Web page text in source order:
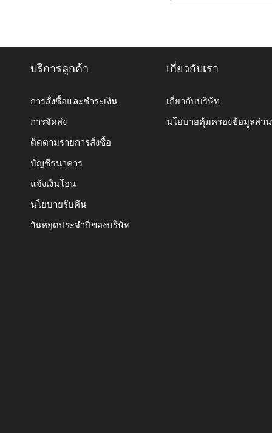
บริการลูกค้า
การสั่งซื้อและชำระเงิน
การจัดส่ง
ติดตามรายการสั่งซื้อ
บัญชีธนาคาร
แจ้งเงินโอน
นโยบายรับคืน
วันหยุดประจำปีของบริษัท
เกี่ยวกับเรา
เกี่ยวกับบริษัท
นโยบายคุ้มครองข้อมูลส่ว